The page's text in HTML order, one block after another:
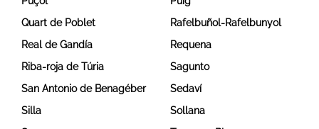
Quart de Poblet
Rafelbuñol-Rafelbunyol
Real de Gandía
Requena
Riba-roja de Túria
Sagunto
San Antonio de Benagéber
Sedaví
Silla
Sollana